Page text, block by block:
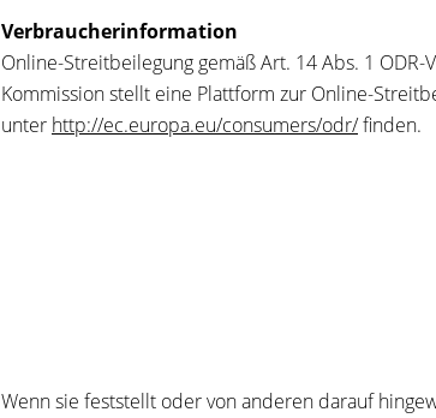
Verbraucherinformation
Online-Streitbeilegung gemäß Art. 14 Abs. 1 ODR-
Kommission stellt eine Plattform zur Online-
unter http://ec.europa.eu/consumers/odr/finden.
Wenn sie feststellt oder von anderen darauf